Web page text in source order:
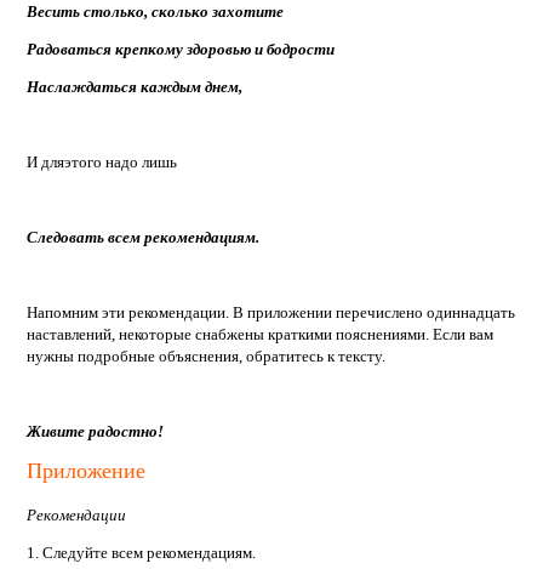
Весить столько, сколько захотите
Радоваться крепкому здоровью и бодрости
Наслаждаться каждым днем,
И дляэтого надо лишь
Следовать всем рекомендациям.
Напомним эти рекомендации. В приложении перечислено одиннадцать
наставлений, некоторые снабжены краткими пояснениями. Если вам
нужны подробные объяснения, обратитесь к тексту.
Живите радостно!
Приложение
Рекомендации
1. Следуйте всем рекомендациям.